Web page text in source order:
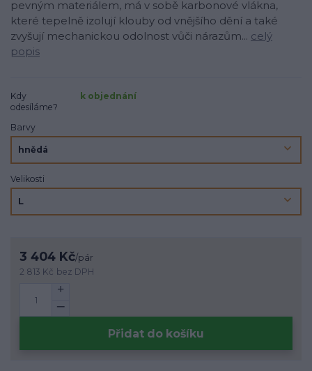
pevným materiálem, má v sobě karbonové vlákna,
které tepelně izolují klouby od vnějšího dění a také
zvyšují mechanickou odolnost vůči nárazům... celý
popis
Kdy
odesíláme?
k objednání
Barvy
Velikosti
3 404 Kč/pár
2 813 Kč bez DPH
Přidat do košíku